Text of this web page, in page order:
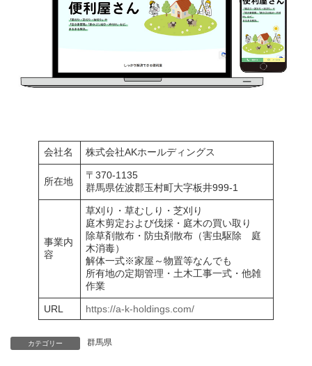
会社名 株式会社AKホールディングス
所在地
〒370-1135
群馬県佐波郡玉村町大字板井999-1
事業内
容
草刈り・草むしり・芝刈り
庭木剪定および伐採・庭木の買い取り
除草剤散布・防虫剤散布（害虫駆除 庭
木消毒）
解体一式※家屋～物置等なんでも
所有地の定期管理・土木工事一式・他雑
作業
URL https://a-k-holdings.com/
カテゴリー 群馬県